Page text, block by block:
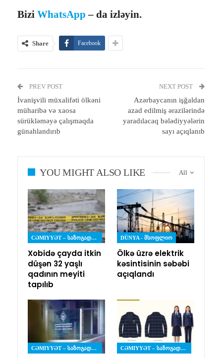
Bizi WhatsApp – da izləyin.
Share Facebook
PREV POST
İvanişvili müxalifəti ölkəni
müharibə və xaosa
sürükləməyə çalışmaqda
günahlandırıb
NEXT POST
Azərbaycanın işğaldan
azad edilmiş ərazilərində
yaradılacaq bələdiyyələrin
sayı açıqlanıb
All
YOU MIGHT ALSO LIKE
CƏMIYYƏT – ᲡᲐᲖᲝᲒᲐᲓᲝᲔᲑᲐ
Xobidə çayda itkin
düşən 32 yaşlı
qadının meyiti
tapılıb
DÜNYA - ᲛᲡᲝᲤᲚᲘᲝ
Ölkə üzrə elektrik
kəsintisinin səbəbi
açıqlandı
CƏMIYYƏT – ᲡᲐᲖᲝᲒᲐᲓᲝᲔᲑᲐ CƏMIYYƏT – ᲡᲐᲖᲝᲒᲐᲓᲝᲔᲑᲐ